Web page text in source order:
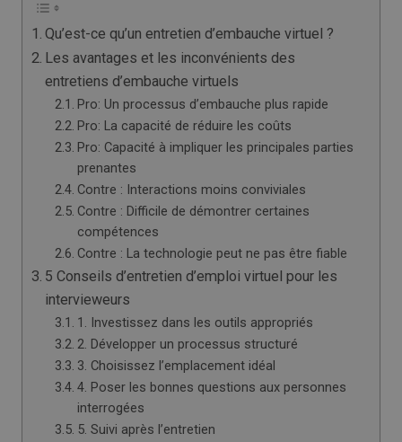
Qu’est-ce qu’un entretien d’embauche virtuel ?
Les avantages et les inconvénients des
entretiens d’embauche virtuels
Pro: Un processus d’embauche plus rapide
Pro: La capacité de réduire les coûts
Pro: Capacité à impliquer les principales parties
prenantes
Contre : Interactions moins conviviales
Contre : Difficile de démontrer certaines
compétences
Contre : La technologie peut ne pas être fiable
5 Conseils d’entretien d’emploi virtuel pour les
intervieweurs
1. Investissez dans les outils appropriés
2. Développer un processus structuré
3. Choisissez l’emplacement idéal
4. Poser les bonnes questions aux personnes
interrogées
5. Suivi après l’entretien